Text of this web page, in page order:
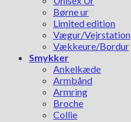
Børne ur
Limited edition
Vægur/Vejrstation
Vækkeure/Bordur
Smykker
Ankelkæde
Armbånd
Armring
Broche
Collie